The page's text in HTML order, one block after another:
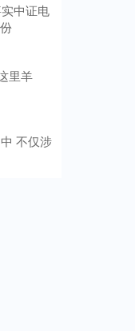
中证电
里羊
不仅涉